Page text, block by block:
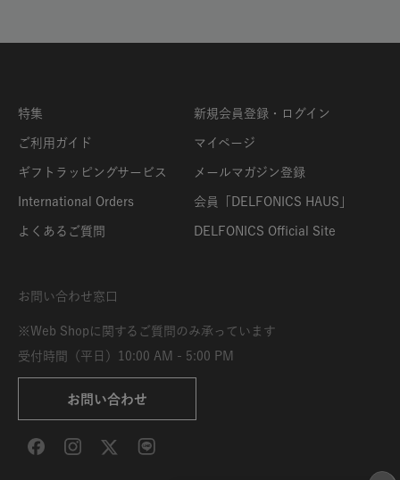
特集
ご利用ガイド
ギフトラッピングサービス
International Orders
よくあるご質問
新規会員登録・ログイン
マイページ
メールマガジン登録
会員「DELFONICS HAUS」
DELFONICS Official Site
お問い合わせ窓口
※Web Shopに関するご質問のみ承っています
受付時間（平日）10:00 AM - 5:00 PM
お問い合わせ